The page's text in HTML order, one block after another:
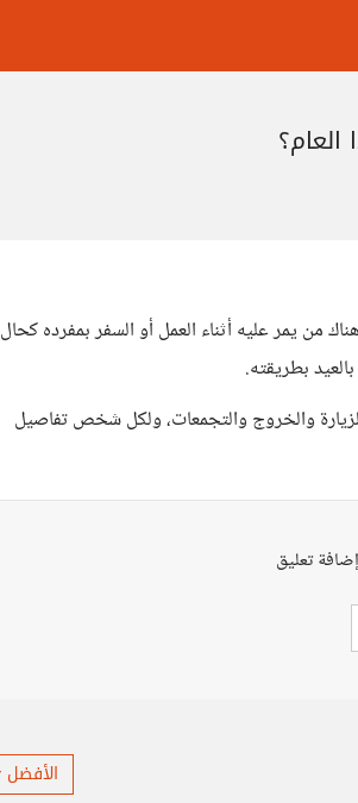
من يمر عليه أثناء العمل أو السفر بمفرده كحال
بطريقته.
والخروج والتجمعات، ولكل شخص تفاصيل
تعليق
الأفضل